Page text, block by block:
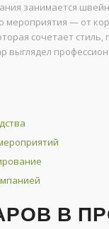
занимается
мероприятия — от
сочетает
выглядел
В